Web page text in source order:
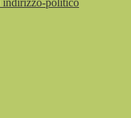
indirizzo-politico